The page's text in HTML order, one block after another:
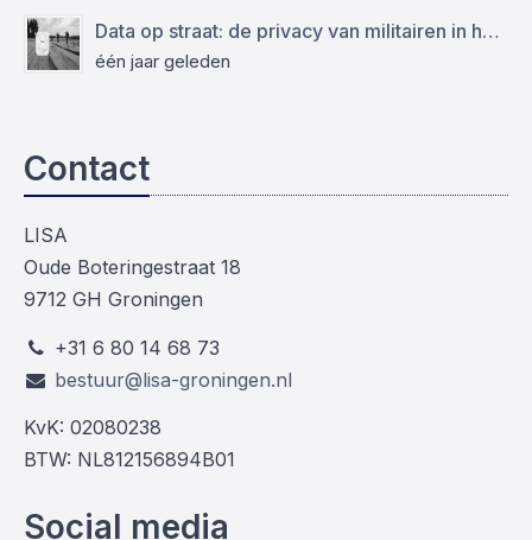
Data op straat: de privacy van militairen in het geding
één jaar geleden
Contact
LISA
Oude Boteringestraat 18
9712 GH Groningen
+31 6 80 14 68 73
bestuur@lisa-groningen.nl
KvK: 02080238
BTW: NL812156894B01
Social media